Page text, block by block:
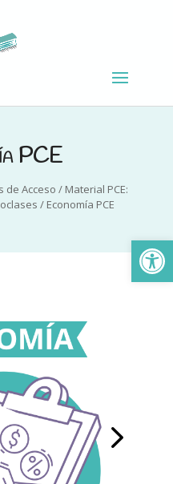
PCE
de Acceso / Material PCE:
/ Economía PCE